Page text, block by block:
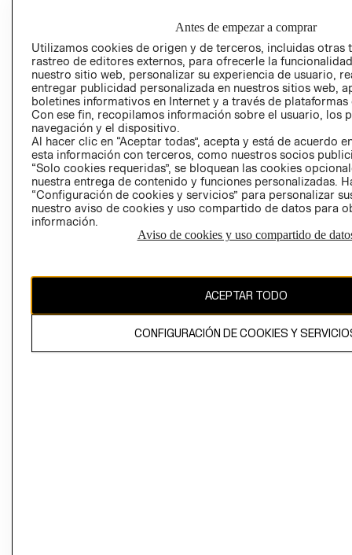
GIFT CARD
AVISO DE
Perú (S/)
CAMBIAR REGIÓN
propiedad de H&M Hennes & Mauritz AB
Antes de empezar a comprar
Utilizamos cookies de origen y de terceros, incluidas otras
rastreo de editores externos, para ofrecerle la
nuestro sitio web, personalizar su experiencia de usuario,
entregar publicidad personalizada en nuestros sitios web,
boletines informativos en Internet y a través de plataformas
Con ese fin, recopilamos información sobre el usuario, los
navegación y el dispositivo.
Al hacer clic en “Aceptar todas”, acepta y está de acuerdo
esta información con terceros, como nuestros socios
“Solo cookies requeridas”, se bloquean las cookies
nuestra entrega de contenido y funciones personalizadas.
“Configuración de cookies y servicios” para personalizar
nuestro aviso de cookies y uso compartido de datos para
información.
Aviso de cookies y uso compartido de
ACEPTAR TODO
CONFIGURACIÓN DE COOKIES Y